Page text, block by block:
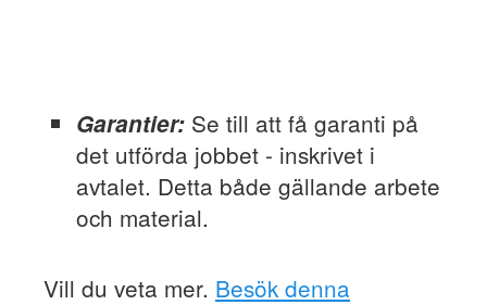
Garantier:Se till att få garanti på
det utförda jobbet - inskrivet i
avtalet. Detta både gällande arbete
och material.
Vill du veta mer. Besök denna